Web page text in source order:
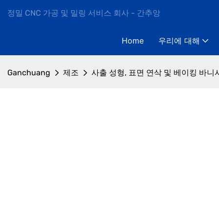
정밀 CNC 가공 및 밀링 서비스 회사 - 간추앙
Home 우리에 대해
Ganchuang 제조 사출 성형, 표면 연삭 및 베이킹 바니